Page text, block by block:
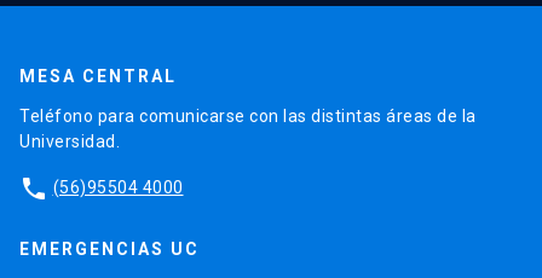
MESA CENTRAL
Teléfono para comunicarse con las distintas áreas de la
Universidad.
phone (56)95504 4000
EMERGENCIAS UC